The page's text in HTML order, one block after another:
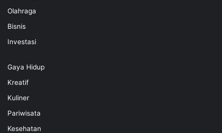
Olahraga
Bisnis
Investasi
Gaya Hidup
Kreatif
Kuliner
Pariwisata
Kesehatan